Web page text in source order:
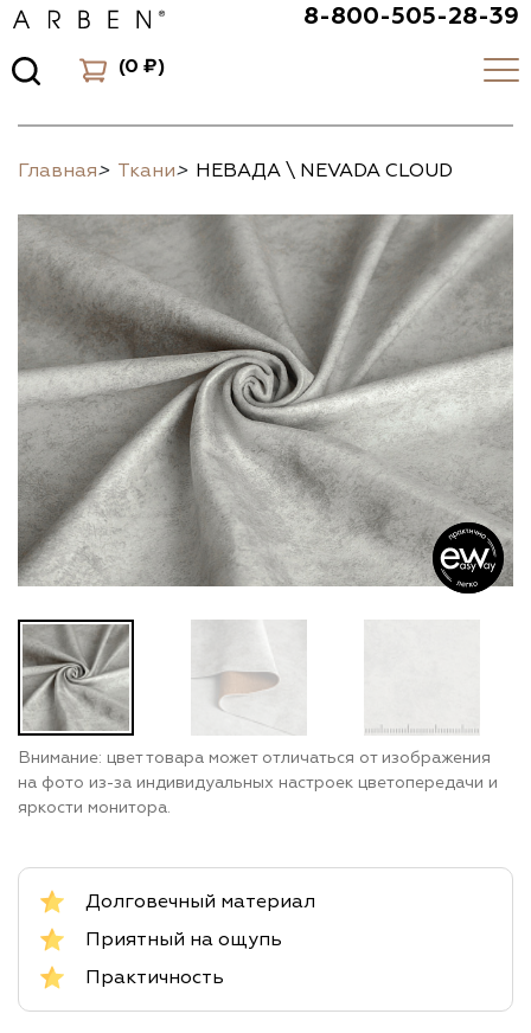
8-800-505-28-39
(0 ₽)
Главная> Ткани> НЕВАДА \ NEVADA CLOUD
Внимание: цвет товара может отличаться от изображения
на фото из-за индивидуальных настроек цветопередачи и
яркости монитора.
Долговечный материал
Приятный на ощупь
Практичность